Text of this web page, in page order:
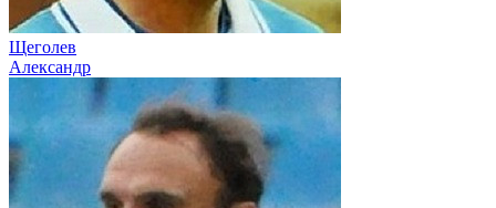
Щеголев
Александр